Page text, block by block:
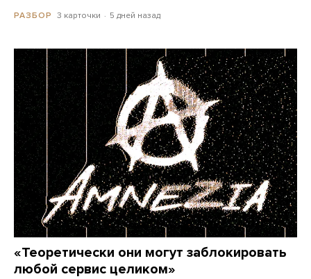
РАЗБОР 3 карточки 5 дней назад
«Теоретически они могут заблокировать
любой сервис целиком»